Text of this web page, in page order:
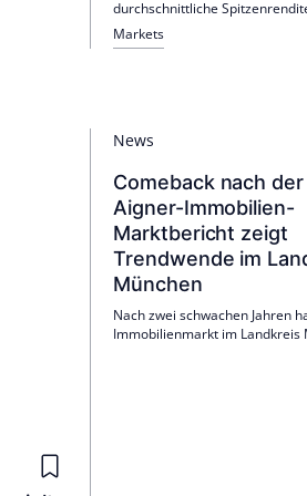
durchschnittliche
europäische Büros von 4,9 %.
in Dublin und Mailand, Anstiege
Markets
News
Comeback nach
Aigner-Immobilien-
Marktbericht zeigt
Trendwende im
München
Nach zwei schwachen Jahren
Immobilienmarkt im Landkreis